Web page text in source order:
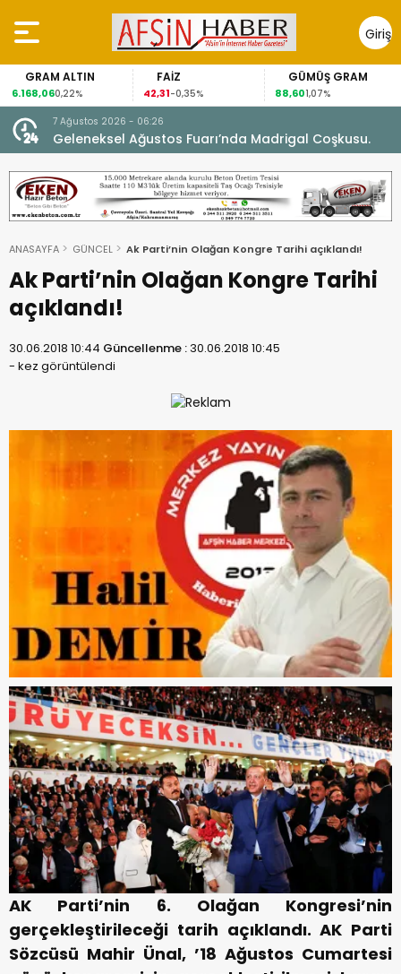
Giriş
Yap
GRAM ALTIN
0,22%
FAİZ
42,31-0,35%
GÜMÜŞ GRAM
88,601,07%
7 Ağustos 2026 - 06:26
Geleneksel Ağustos Fuarı’nda Madrigal Coşkusu.
ANASAYFA GÜNCEL Ak Parti’nin Olağan Kongre Tarihi açıklandı!
Ak Parti’nin Olağan Kongre Tarihi
açıklandı!
30.06.2018 10:44 Güncellenme :30.06.2018 10:45
- kez görüntülendi
AK Parti’nin 6. Olağan Kongresi’nin
gerçekleştirileceği tarih açıklandı. AK Parti
Sözcüsü Mahir Ünal, ’18 Ağustos Cumartesi